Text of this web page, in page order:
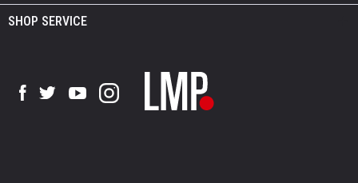
SHOP SERVICE